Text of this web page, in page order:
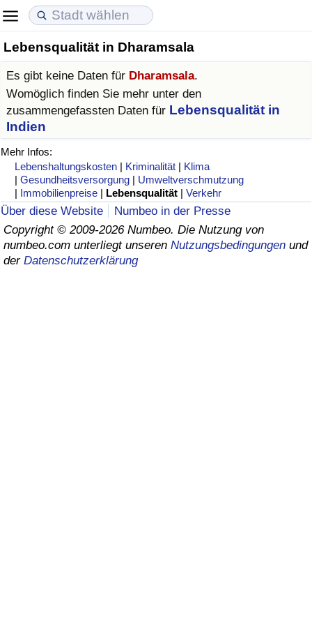
Lebensqualität in Dharamsala
Es gibt keine Daten für Dharamsala.
Womöglich finden Sie mehr unter den
zusammengefassten Daten für Lebensqualität in
Indien
Mehr Infos:
Lebenshaltungskosten | Kriminalität | Klima
|Gesundheitsversorgung | Umweltverschmutzung
| Immobilienpreise | Lebensqualität |Verkehr
Über diese Website
Numbeo in der Presse
Copyright © 2009-2026 Numbeo. Die Nutzung von
numbeo.com unterliegt unseren Nutzungsbedingungen und
der Datenschutzerklärung
Lebenshaltungskosten
Lebenshaltungskosten-Index (aktuell)
Lebenshaltungskosten-Index
Lebenshaltungskosten-Index nach Land
in Akaba
Immobilienpreise
Immobilienpreis-Index (aktuell)
Immobilienpreis-Index
Immobilienpreis-Index nach Land
Lebensqualität
Lebensqualität-Index
Lebensqualität-Index (aktuell)
Lebensqualitätsindex nach Land
Kriminalität
Kriminalitäts-Index (aktuell)
Kriminalitäts-Index